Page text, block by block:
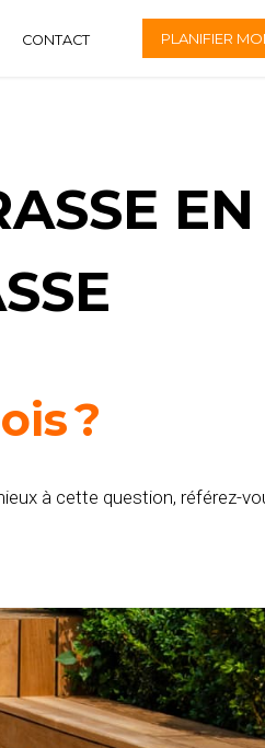
CONTACT PLANIFIER
EN
?
à cette question, référez-